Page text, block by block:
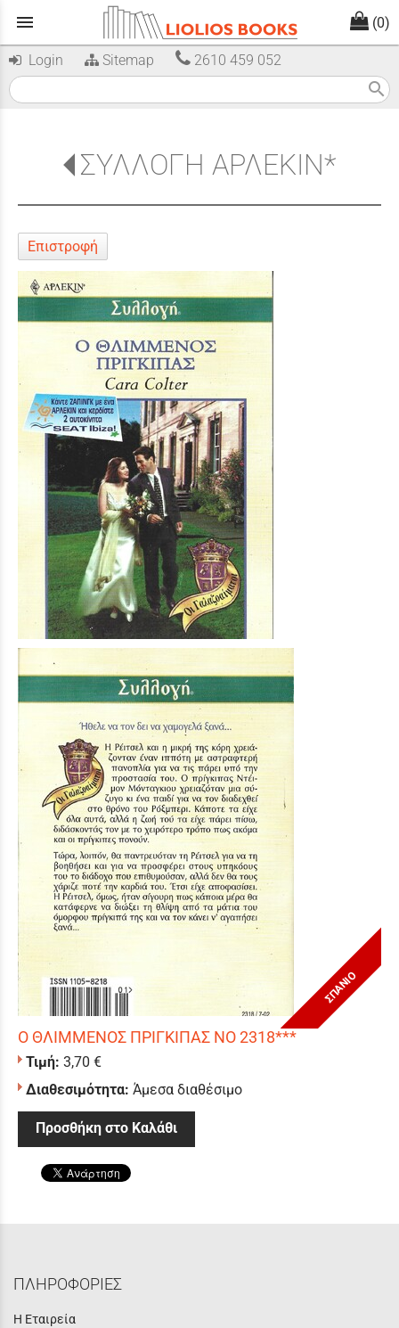
menu (0)
Login Sitemap 2610 459 052
search
ΣΥΛΛΟΓΗ ΑΡΛΕΚΙΝ*
Επιστροφή
ΣΠΑΝΙΟ
Ο ΘΛΙΜΜΕΝΟΣ ΠΡΙΓΚΙΠΑΣ ΝΟ 2318***
Τιμή: 3,70 €
Διαθεσιμότητα: Άμεσα διαθέσιμο
Προσθήκη στο Καλάθι
ΠΛΗΡΟΦΟΡΙΕΣ
Η Εταιρεία